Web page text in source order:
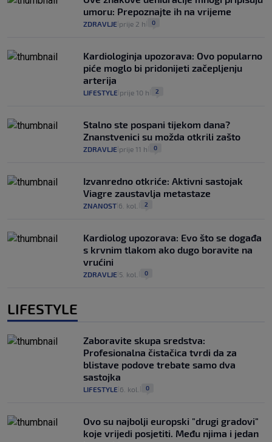
umoru: Prepoznajte ih na vrijeme
ZDRAVLJE prije 2 h 0
Kardiologinja upozorava: Ovo popularno
piće moglo bi pridonijeti začepljenju
arterija
LIFESTYLE prije 10 h 2
Stalno ste pospani tijekom dana?
Znanstvenici su možda otkrili zašto
ZDRAVLJE prije 11 h 0
Izvanredno otkriće: Aktivni sastojak
Viagre zaustavlja metastaze
ZNANOST 6. kol. 2
Kardiolog upozorava: Evo što se događa
s krvnim tlakom ako dugo boravite na
vrućini
ZDRAVLJE 5. kol. 0
LIFESTYLE
Zaboravite skupa sredstva:
Profesionalna čistačica tvrdi da za
blistave podove trebate samo dva
sastojka
LIFESTYLE 6. kol. 0
Ovo su najbolji europski "drugi gradovi"
koje vrijedi posjetiti. Među njima i jedan